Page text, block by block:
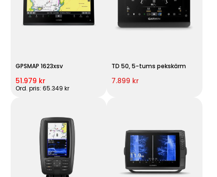
GPSMAP 1623xsv
51.979 kr
Ord. pris: 65.349 kr
TD 50, 5-tums pekskärm
7.899 kr